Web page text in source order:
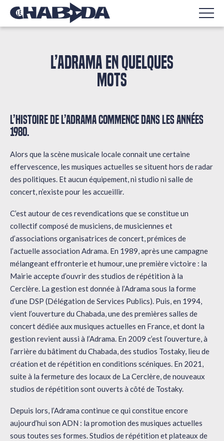
L’ADRAMA EN QUELQUES
MOTS
L’histoire de l’Adrama commence dans les années
1980.
Alors que la scène musicale locale connait une certaine
effervescence, les musiques actuelles se situent hors de radar
des politiques. Et aucun équipement, ni studio ni salle de
concert, n’existe pour les accueillir.
C’est autour de ces revendications que se constitue un
collectif composé de musiciens, de musiciennes et
d’associations organisatrices de concert, prémices de
l’actuelle association Adrama. En 1989, après une campagne
mélangeant effronterie et humour, une première victoire : la
Mairie accepte d’ouvrir des studios de répétition à la
Cerclère. La gestion est donnée à l’Adrama sous la forme
d’une DSP (Délégation de Services Publics). Puis, en 1994,
vient l’ouverture du Chabada, une des premières salles de
concert dédiée aux musiques actuelles en France, et dont la
gestion revient aussi à l’Adrama. En 2009 c’est l’ouverture, à
l’arrière du bâtiment du Chabada, des studios Tostaky, lieu de
création et de répétition en conditions scéniques. En 2021,
suite à la fermeture des locaux de La Cerclère, de nouveaux
studios de répétition sont ouverts à côté de Tostaky.
Depuis lors, l’Adrama continue ce qui constitue encore
aujourd’hui son ADN : la promotion des musiques actuelles
sous toutes ses formes. Studios de répétition et plateaux de